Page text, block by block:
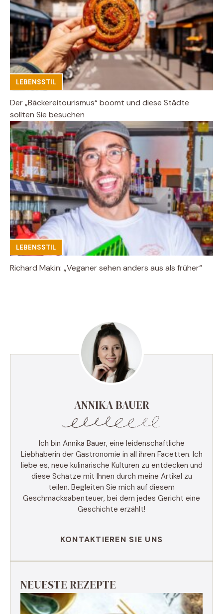
LEBENSSTIL
Der „Bäckereitourismus“ boomt und diese Städte
sollten Sie besuchen
LEBENSSTIL
Richard Makin: „Veganer sehen anders aus als früher“
ANNIKA BAUER
Ich bin Annika Bauer, eine leidenschaftliche
Liebhaberin der Gastronomie in all ihren Facetten. Ich
liebe es, neue kulinarische Kulturen zu entdecken und
diese Schätze mit Ihnen durch meine Artikel zu
teilen. Begleiten Sie mich auf diesem
Geschmacksabenteuer, bei dem jedes Gericht eine
Geschichte erzählt!
KONTAKTIEREN SIE UNS
NEUESTE REZEPTE